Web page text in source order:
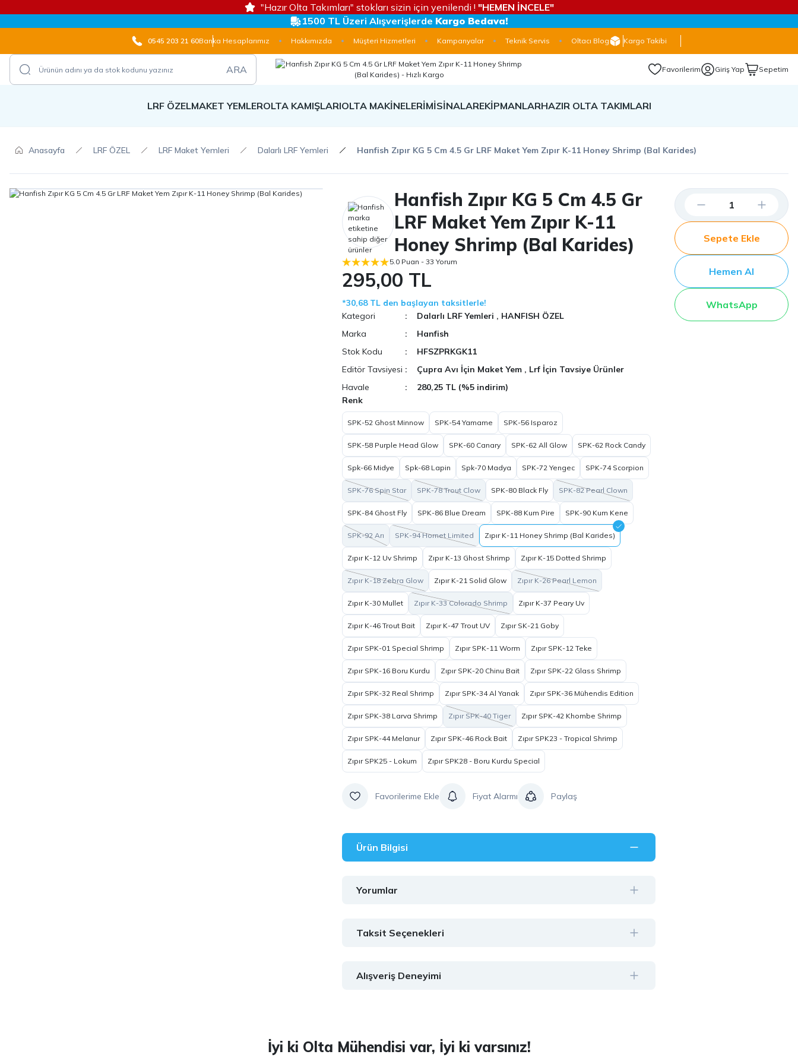
"Hazır Olta Takımları" stokları sizin için yenilendi ! "HEMEN İNCELE"
1500 TL Üzeri Alışverişlerde Kargo Bedava!
0545 203 21 60Banka Hesaplarımız Hakkımızda Müşteri Hizmetleri Kampanyalar Teknik Servis Oltacı Blog Kargo Takibi
ARA Favorilerim Giriş Yap Sepetim
LRF ÖZELMAKET YEMLEROLTA KAMIŞLARIOLTA MAKİNELERİMİSİNALAREKİPMANLARHAZIR OLTA TAKIMLARI
Anasayfa LRF ÖZEL LRF Maket Yemleri Dalarlı LRF Yemleri Hanfish Zıpır KG 5 Cm 4.5 Gr LRF Maket Yem Zıpır K-11 Honey Shrimp (Bal Karides)
Hanfish Zıpır KG 5 Cm 4.5 Gr
LRF Maket Yem Zıpır K-11
Honey Shrimp (Bal Karides)
5.0 Puan - 33 Yorum
295,00 TL
*30,68 TL den başlayan taksitlerle!
Kategori
Dalarlı LRF Yemleri , HANFISH ÖZEL
Marka
Hanfish
Stok Kodu
HFSZPRKGK11
Editör Tavsiyesi
Çupra Avı İçin Maket Yem , Lrf İçin Tavsiye Ürünler
Havale
280,25 TL (%5 indirim)
Renk
SPK-52 Ghost Minnow SPK-54 Yamame SPK-56 Isparoz
SPK-58 Purple Head Glow SPK-60 Canary SPK-62 All Glow SPK-62 Rock Candy
Spk-66 Midye Spk-68 Lapin Spk-70 Madya SPK-72 Yengec SPK-74 Scorpion
SPK-76 Spin Star SPK-78 Trout Clow SPK-80 Black Fly SPK-82 Pearl Clown
SPK-84 Ghost Fly SPK-86 Blue Dream SPK-88 Kum Pire SPK-90 Kum Kene
SPK-92 Arı SPK-94 Hornet Limited Zıpır K-11 Honey Shrimp (Bal Karides)
Zıpır K-12 Uv Shrimp Zıpır K-13 Ghost Shrimp Zıpır K-15 Dotted Shrimp
Zıpır K-18 Zebra Glow Zıpır K-21 Solid Glow Zıpır K-26 Pearl Lemon
Zıpır K-30 Mullet Zıpır K-33 Colorado Shrimp Zıpır K-37 Peary Uv
Zıpır K-46 Trout Bait Zıpır K-47 Trout UV Zıpır SK-21 Goby
Zıpır SPK-01 Special Shrimp Zıpır SPK-11 Worm Zıpır SPK-12 Teke
Zıpır SPK-16 Boru Kurdu Zıpır SPK-20 Chinu Bait Zıpır SPK-22 Glass Shrimp
Zıpır SPK-32 Real Shrimp Zıpır SPK-34 Al Yanak Zıpır SPK-36 Mühendis Edition
Zıpır SPK-38 Larva Shrimp Zıpır SPK-40 Tiger Zıpır SPK-42 Khombe Shrimp
Zıpır SPK-44 Melanur Zıpır SPK-46 Rock Bait Zıpır SPK23 - Tropical Shrimp
Zıpır SPK25 - Lokum Zıpır SPK28 - Boru Kurdu Special
Fiyat Alarmı Paylaş
Ürün Bilgisi
Yorumlar
Taksit Seçenekleri
Alışveriş Deneyimi
Sepete Ekle
Hemen Al
WhatsApp
İyi ki Olta Mühendisi var, İyi ki varsınız!